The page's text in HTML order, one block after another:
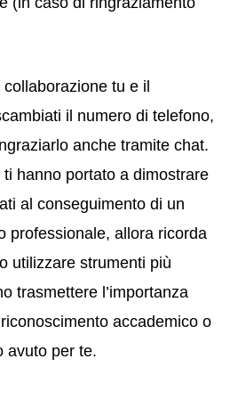
tu e il
il numero di telefono,
anche tramite chat.
hanno portato a dimostrare
al conseguimento di un
professionale, allora ricorda
utilizzare strumenti più
trasmettere l’importanza
accademico o
avuto per te.